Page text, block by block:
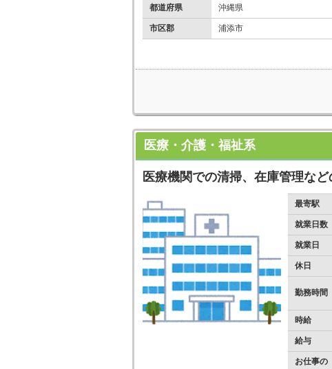
都道府県 沖縄県
市区郡 浦添市
医療・介護・福祉系
医療機関での清掃、在庫管理な
最寄駅
就業日数
就業日
休日
勤務時間
時給
給与
お仕事の